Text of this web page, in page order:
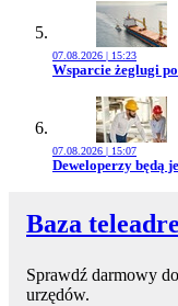
07.08.2026 | 15:23
Przejdź do artykułu:
Wsparcie żeglugi
07.08.2026 | 15:07
Przejdź do artykułu:
Deweloperzy będą
Baza
Sprawdź darmowy
urzędów.